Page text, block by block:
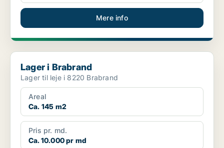
Mere info
Lager i Brabrand
Lager i Brabrand
Lager til leje i 8220 Brabrand
Areal
Ca. 145 m2
Pris pr. md.
Ca. 10.000 pr md